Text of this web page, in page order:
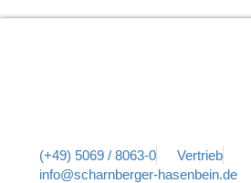
(+49) 5069 / 8063-0
Vertrieb
info@scharnberger-hasenbein.de